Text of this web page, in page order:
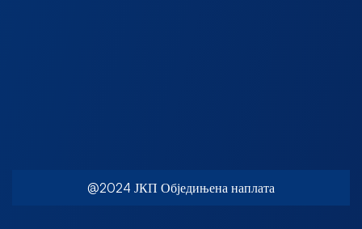
@2024 ЈКП Обједињена наплата